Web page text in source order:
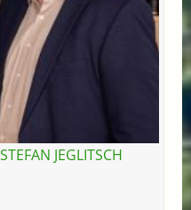
JEGLITSCH